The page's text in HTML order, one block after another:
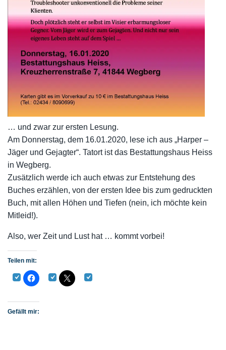
… und zwar zur ersten Lesung.
Am Donnerstag, dem 16.01.2020, lese ich aus „Harper –
Jäger und Gejagter“. Tatort ist das Bestattungshaus Heiss
in Wegberg.
Zusätzlich werde ich auch etwas zur Entstehung des
Buches erzählen, von der ersten Idee bis zum gedruckten
Buch, mit allen Höhen und Tiefen (nein, ich möchte kein
Mitleid!).
Also, wer Zeit und Lust hat … kommt vorbei!
Teilen mit:
Gefällt mir: